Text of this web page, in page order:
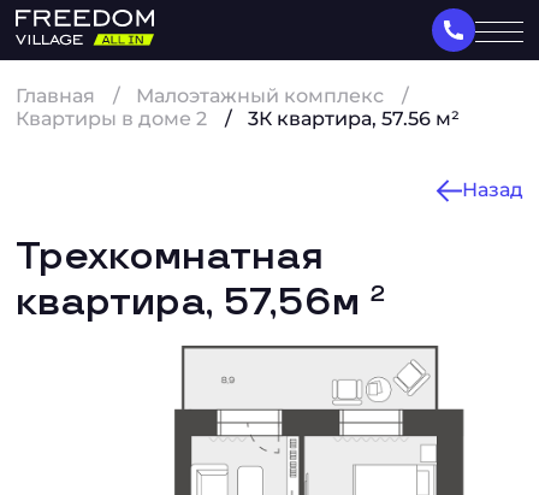
Главная
Малоэтажный комплекс
Квартиры в доме 2
3К квартира, 57.56 м²
Назад
Трехкомнатная
квартира, 57,56м 2